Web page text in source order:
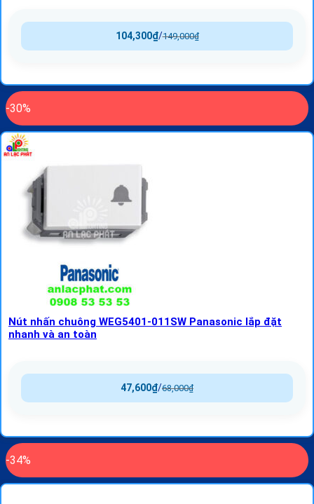
149,000₫
/
104,300₫
-30%
Nút nhấn chuông WEG5401-011SW Panasonic lắp đặt
nhanh và an toàn
68,000₫
/
47,600₫
-34%